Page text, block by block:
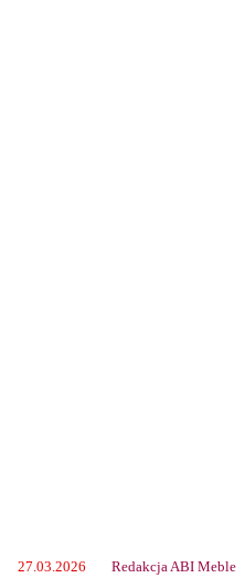
27.03.2026 Redakcja ABI Meble